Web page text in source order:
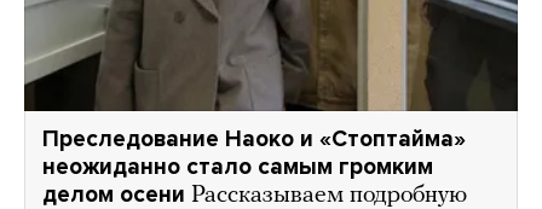
Преследование Наоко и «Стоптайма»
неожиданно стало самым громким
делом осени Рассказываем подробную